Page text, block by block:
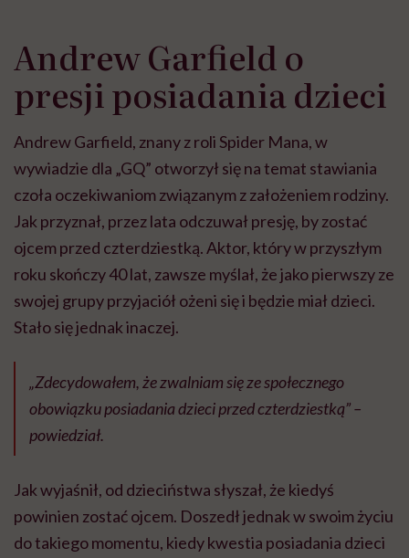
Andrew Garfield o
presji posiadania dzieci
Andrew Garfield, znany z roli Spider Mana, w
wywiadzie dla „GQ” otworzył się na temat stawiania
czoła oczekiwaniom związanym z założeniem rodziny.
Jak przyznał, przez lata odczuwał presję, by zostać
ojcem przed czterdziestką. Aktor, który w przyszłym
roku skończy 40 lat, zawsze myślał, że jako pierwszy ze
swojej grupy przyjaciół ożeni się i będzie miał dzieci.
Stało się jednak inaczej.
„Zdecydowałem, że zwalniam się ze społecznego
obowiązku posiadania dzieci przed czterdziestką” –
powiedział.
Jak wyjaśnił, od dzieciństwa słyszał, że kiedyś
powinien zostać ojcem. Doszedł jednak w swoim życiu
do takiego momentu, kiedy kwestia posiadania dzieci